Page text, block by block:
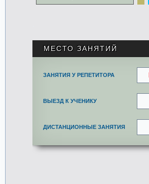
МЕСТО ЗАНЯТИЙ
ЗАНЯТИЯ У РЕПЕТИТОРА
ВЫЕЗД К УЧЕНИКУ
ДИСТАНЦИОННЫЕ ЗАНЯТИЯ